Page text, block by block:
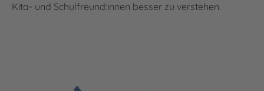
Kita- und Schulfreund:innen besser zu verstehen.